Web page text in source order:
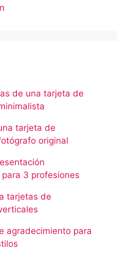
de una tarjeta de
tarjeta de
original
3 profesiones
tarjetas de
agradecimiento para